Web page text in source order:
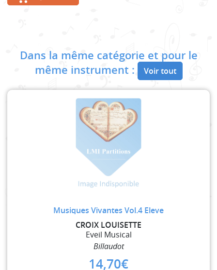
Dans la même catégorie et pour le
même instrument :
Voir tout
Musiques Vivantes Vol.4 Eleve
CROIX LOUISETTE
Eveil Musical
Billaudot
14,70€